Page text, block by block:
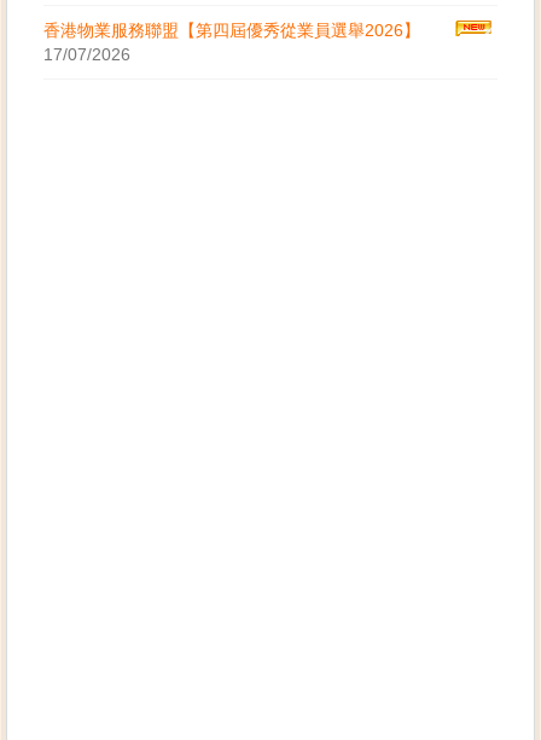
香港物業服務聯盟【第四屆優秀從業員選舉2026】
17/07/2026